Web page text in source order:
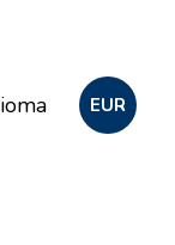
EUR